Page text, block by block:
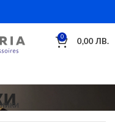
0
0,00 ЛВ.